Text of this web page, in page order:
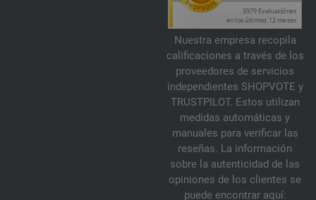
Nuestra empresa recopila
calificaciones a través de los
proveedores de servicios
independientes SHOPVOTE y
TRUSTPILOT. Estos utilizan
medidas automáticas y
manuales para verificar las
reseñas. La información
sobre la autenticidad de las
opiniones de los clientes se
puede encontrar aquí: